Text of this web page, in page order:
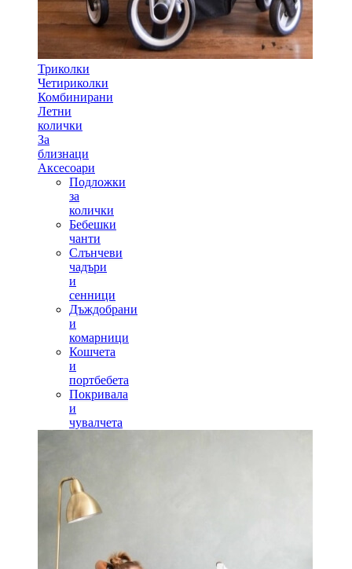
Триколки
Четириколки
Комбинирани
Летни
колички
За
близнаци
Аксесоари
Подложки
за
колички
Бебешки
чанти
Слънчеви
чадъри
и
сенници
Дъждобрани
и
комарници
Кошчета
и
портбебета
Покривала
и
чувалчета